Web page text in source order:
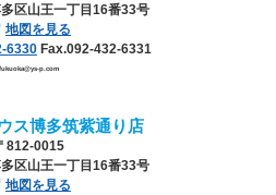
区山王一丁目16番33号
地図を見る
6330Fax.092-432-6331
fukuoka@ys-p.com
ス博多筑紫通り店
812-0015
区山王一丁目16番33号
地図を見る